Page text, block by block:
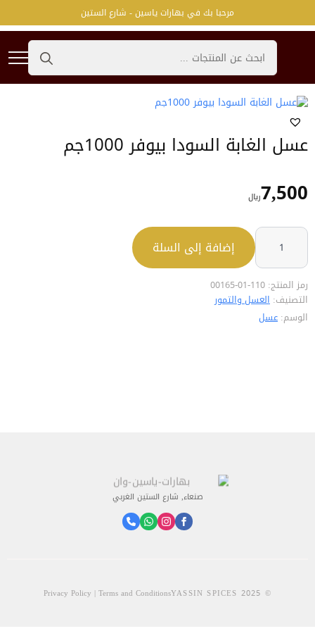
مرحبا بك في بهارات ياسين - شارع الستين
عسل الغابة السودا بيوفر 1000جم
7,500﷼
كمية
بيوفر
1000جم
إضافة إلى السلة
رمز المنتج: 110-01-00165
التصنيف: العسل والتمور
الوسم: عسل
صنعاء, شارع الستين الغربي
© 2025 YASSIN SPICES
Privacy Policy | Terms and Conditions